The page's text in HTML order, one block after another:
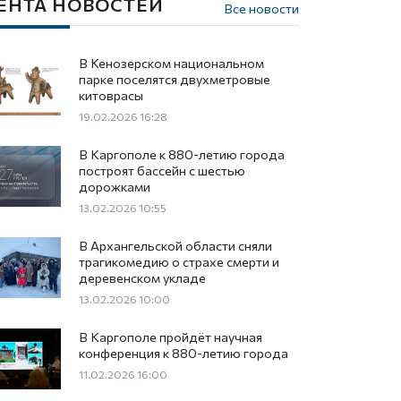
НОВОСТЕЙ Все новости
19.02.2026 16:28
В Кенозерском национальном
парке поселятся двухметровые
китоврасы
13.02.2026 10:55
В Каргополе к 880-летию города
построят бассейн с шестью
дорожками
13.02.2026 10:00
В Архангельской области сняли
трагикомедию о страхе смерти и
деревенском укладе
11.02.2026 16:00
В Каргополе пройдёт научная
конференция к 880-летию города